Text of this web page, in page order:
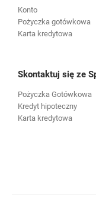
Konto
Pożyczka gotówkowa
Karta kredytowa
Skontaktuj się ze
Pożyczka Gotówkowa
Kredyt hipoteczny
Karta kredytowa